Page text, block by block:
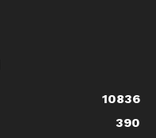
10836
390